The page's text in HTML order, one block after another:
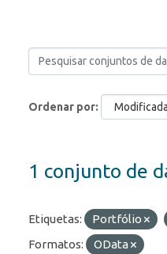
Ordenar por
1 conjunto de
Etiquetas: Portfólio
Formatos:
OData